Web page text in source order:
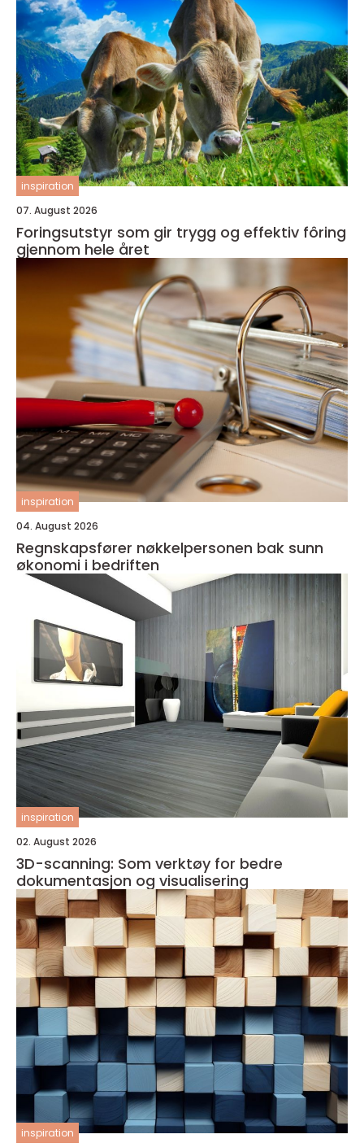
inspiration
07. August 2026
Foringsutstyr som gir trygg og effektiv fôring
gjennom hele året
inspiration
04. August 2026
Regnskapsfører nøkkelpersonen bak sunn
økonomi i bedriften
inspiration
02. August 2026
3D-scanning: Som verktøy for bedre
dokumentasjon og visualisering
inspiration